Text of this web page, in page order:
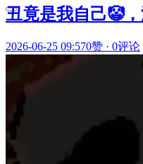
丑竟是我自己🤡
2026-06-25 09:570赞 · 0评论